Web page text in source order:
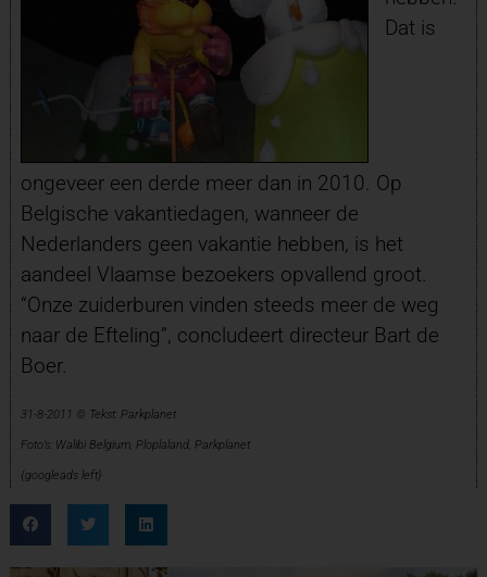
Dat is
ongeveer een derde meer dan in 2010. Op
Belgische vakantiedagen, wanneer de
Nederlanders geen vakantie hebben, is het
aandeel Vlaamse bezoekers opvallend groot.
“Onze zuiderburen vinden steeds meer de weg
naar de Efteling”, concludeert directeur Bart de
Boer.
31-8-2011 © Tekst: Parkplanet
Foto’s: Walibi Belgium, Ploplaland, Parkplanet
{googleads left}